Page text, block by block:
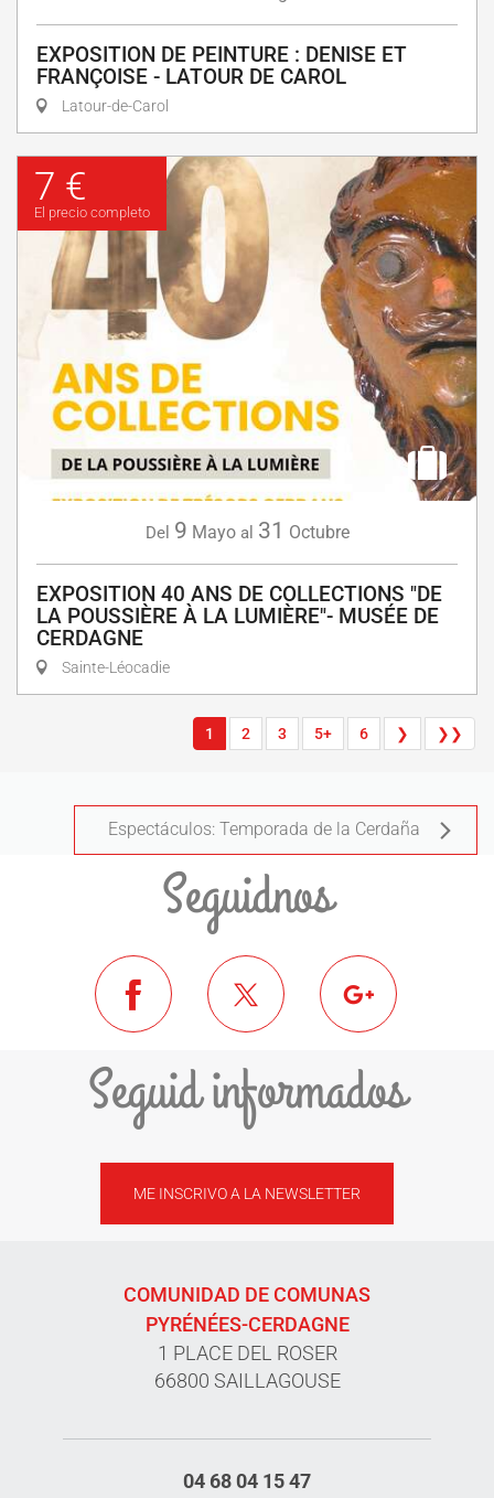
EXPOSITION DE PEINTURE : DENISE ET
FRANÇOISE - LATOUR DE CAROL
Latour-de-Carol
7 €
El precio completo
Del 9 Mayo al 31 Octubre
EXPOSITION 40 ANS DE COLLECTIONS "DE
LA POUSSIÈRE À LA LUMIÈRE"- MUSÉE DE
CERDAGNE
Sainte-Léocadie
1 2 3 5+ 6 ❯ ❯❯
Espectáculos: Temporada de la Cerdaña
Seguidnos
Seguid informados
ME INSCRIVO A LA NEWSLETTER
COMUNIDAD DE COMUNAS
PYRÉNÉES-CERDAGNE
1 PLACE DEL ROSER
66800 SAILLAGOUSE
04 68 04 15 47